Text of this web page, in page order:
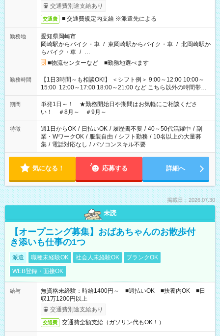
交通費別途支給あり
交通費 ■ 交通費規定内支給 ※派遣先による
勤務地
愛知県岡崎市
岡崎駅からバイク・車 / 東岡崎駅からバイク・車 / 北岡崎駅か
らバイク・車 / …
■物流センターなど ■勤務地選べます
勤務時間
【1日3時間～も相談OK!】 ＜シフト例＞ 9:00～12:00 10:00～
15:00 12:00～17:00 18:00～21:00 など こちら以外の時間帯も
お気軽にご相談ください！
期間
単発1日～！ ★勤務開始日や期間はお気軽にご相談くださ
い！ ＃8月～ ＃9月～
特徴 週1日からOK / 日払いOK / 履歴書不要 / 40～50代活躍中 / 副
業・WワークOK / 服装自由 / シフト勤務 / 10名以上の大量募
集 / 電話対応なし / パソコンスキル不要
気になる！ 応募する 詳細へ
掲載日：2026.07.30
未読
【オープニング募集】おばあちゃんのお散歩付
き添いも仕事の1つ
派遣 職種未経験OK 社会人未経験OK
ブランクOK
WEB登録・面接OK
給与
無資格未経験：時給1400円～ ■週払いOK ■扶養内OK ■日
収1万1200円以上
交通費別途支給あり
交通費 交通費全額支給（ガソリン代もOK！）